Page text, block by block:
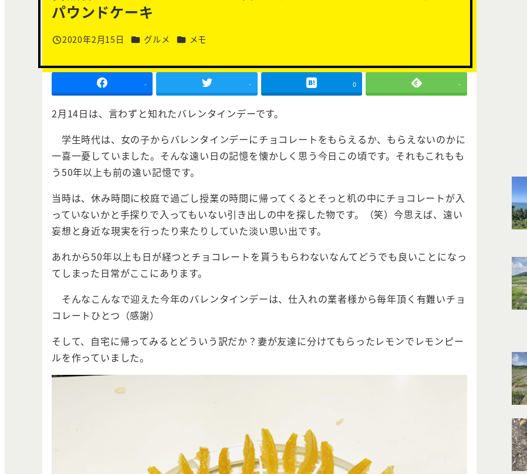
パウンドケーキ
投稿日
2020年2月15日 カテゴリー
グルメ カテゴリー
メモ
- - 0 -
2月14日は、言わずと知れたバレンタインデーです。
学生時代は、女の子からバレンタインデーにチョコレートをもらえるか、もらえないのかに
一喜一憂していました。そんな遠い日の記憶を懐かしく思う今日この頃です。それもこれもも
う50年以上も前の遠い記憶です。
当時は、休み時間に校庭で過ごし授業の時間に帰ってくるとそっと机の中にチョコレートが入
っていないかと手探りで入ってもいない引き出しの中を探した物です。（笑）今思えば、遠い
妄想と身近な現実を行ったり来たりしていた淡い思い出です。
あれから50年以上も日が経つとチョコレートを貰うもらわないなんてどうでも良いことになっ
てしまった日常がここにあります。
そんなこんなで迎えた今年のバレンタインデーは、仕入れの業者様から毎年頂く有難いチョ
コレートひとつ（感謝）
そして、自宅に帰ってみるとどういう訳だか？妻が友達に分けてもらったレモンでレモンピー
ルを作っていました。